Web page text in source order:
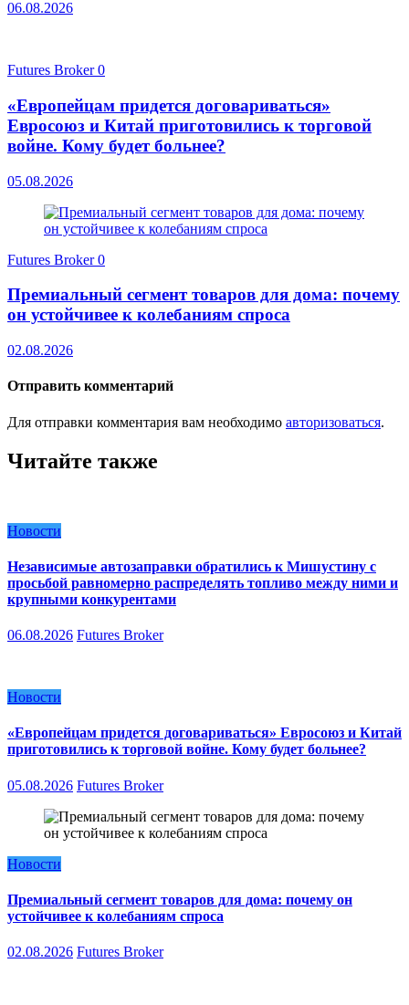
06.08.2026
Futures Broker0
«Европейцам придется договариваться»
Евросоюз и Китай приготовились к торговой
войне. Кому будет больнее?
05.08.2026
Futures Broker0
Премиальный сегмент товаров для дома: почему
он устойчивее к колебаниям спроса
02.08.2026
Отправить комментарий
Для отправки комментария вам необходимо авторизоваться.
Читайте также
Новости
Независимые автозаправки обратились к Мишустину с
просьбой равномерно распределять топливо между ними и
крупными конкурентами
06.08.2026 Futures Broker
Новости
«Европейцам придется договариваться» Евросоюз и Китай
приготовились к торговой войне. Кому будет больнее?
05.08.2026 Futures Broker
Новости
Премиальный сегмент товаров для дома: почему он
устойчивее к колебаниям спроса
02.08.2026 Futures Broker